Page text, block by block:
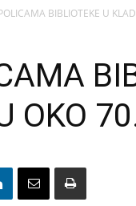
BIBLIOTEKE U
OKO